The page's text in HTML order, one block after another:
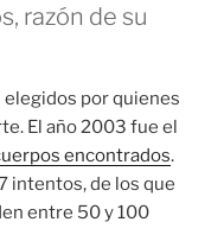
razón de su
elegidos por quienes
El año 2003 fue el
encontrados.
intentos, de los que
entre 50 y 100